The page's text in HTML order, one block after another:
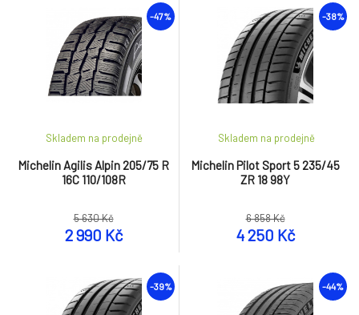
-47%
Michelin Agilis Alpin 205/75 R
16C 110/108R
Skladem na prodejně
5 630 Kč
2 990 Kč
-38%
Michelin Pilot Sport 5 235/45
ZR 18 98Y
Skladem na prodejně
6 858 Kč
4 250 Kč
-39% -44%